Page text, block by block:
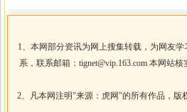
1、本网部分资讯为网上搜集转载，为网友
系，联系邮箱： tignet@vip.163.com本网站核
2、凡本网注明"来源：虎网"的所有作品，